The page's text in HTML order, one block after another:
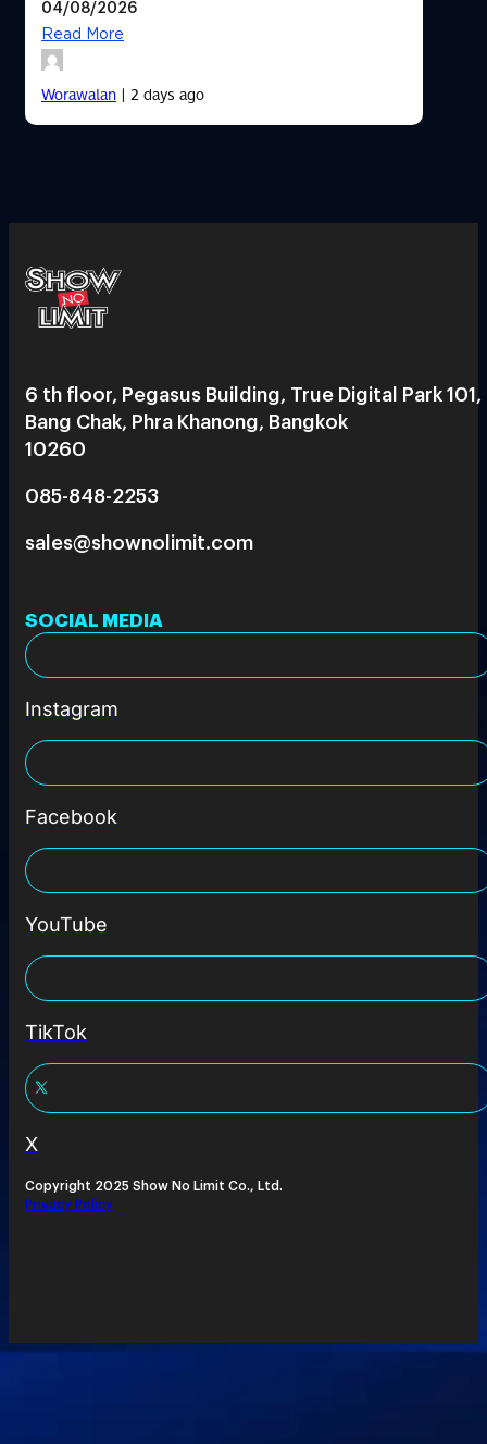
04/08/2026
Read More
Worawalan| 2 days ago
6 th floor, Pegasus Building, True Digital Park 101,
Bang Chak, Phra Khanong, Bangkok
10260
085-848-2253
sales@shownolimit.com
SOCIAL MEDIA
Instagram
Facebook
YouTube
TikTok
X
Copyright 2025 Show No Limit Co., Ltd.
Privacy Policy